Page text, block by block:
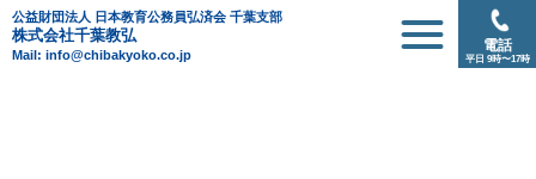
公益財団法人 日本教育公務員弘済会 千葉支部
株式会社千葉教弘
Mail: info@chibakyoko.co.jp
電話
平日 9時〜17時